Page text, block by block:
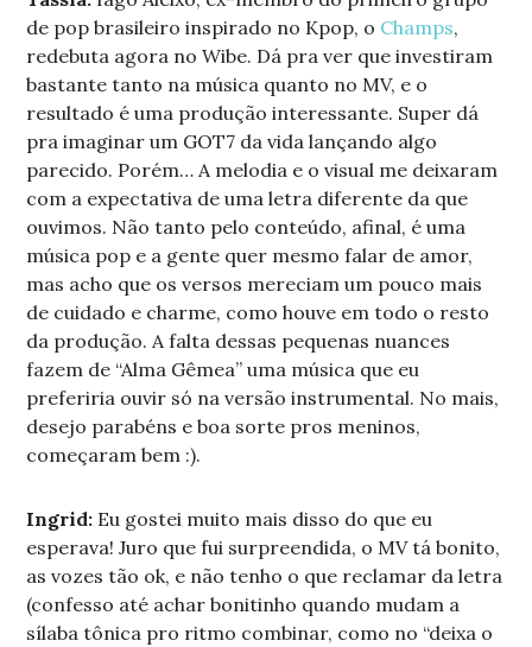
de pop brasileiro inspirado no Kpop, o Champs,
redebuta agora no Wibe. Dá pra ver que investiram
bastante tanto na música quanto no MV, e o
resultado é uma produção interessante. Super dá
pra imaginar um GOT7 da vida lançando algo
parecido. Porém… A melodia e o visual me deixaram
com a expectativa de uma letra diferente da que
ouvimos. Não tanto pelo conteúdo, afinal, é uma
música pop e a gente quer mesmo falar de amor,
mas acho que os versos mereciam um pouco mais
de cuidado e charme, como houve em todo o resto
da produção. A falta dessas pequenas nuances
fazem de “Alma Gêmea” uma música que eu
preferiria ouvir só na versão instrumental. No mais,
desejo parabéns e boa sorte pros meninos,
começaram bem :).
Ingrid: Eu gostei muito mais disso do que eu
esperava! Juro que fui surpreendida, o MV tá bonito,
as vozes tão ok, e não tenho o que reclamar da letra
(confesso até achar bonitinho quando mudam a
sílaba tônica pro ritmo combinar, como no “deixa o